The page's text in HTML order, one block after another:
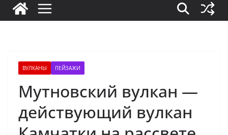
ВУЛКАНЫ ПЕЙЗАЖИ
Мутновский вулкан —
действующий вулкан